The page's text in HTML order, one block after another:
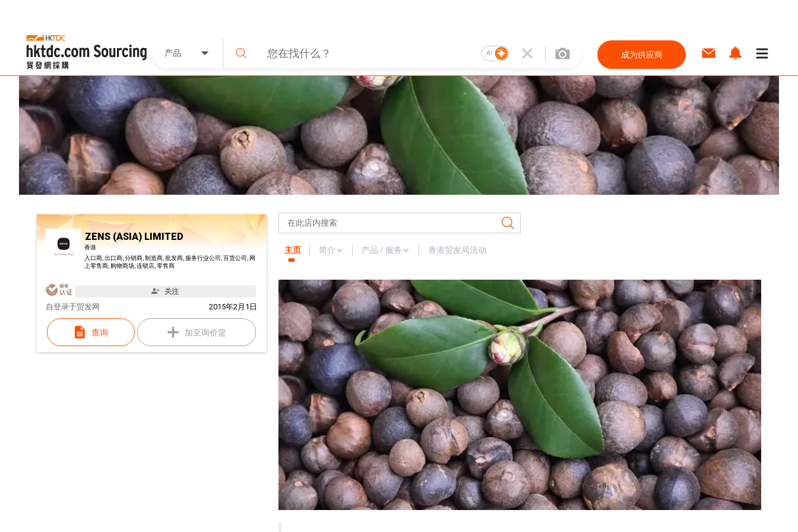
产品 AI 成为供应商
ZENS (ASIA) LIMITED
香港
入口商, 出口商, 分销商, 制造商, 批发商, 服务行业公司, 百货公司, 网
上零售商, 购物商场, 连锁店, 零售商
关注
自 2015年2月1日
登录于贸发网
查询 加至询价篮
主页 简介 产品 / 服务 香港贸发局活动